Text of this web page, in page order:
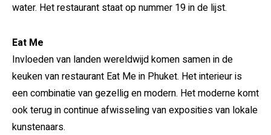
water. Het restaurant staat op nummer 19 in de lijst.
Eat Me
Invloeden van landen wereldwijd komen samen in de
keuken van restaurant Eat Me in Phuket. Het interieur is
een combinatie van gezellig en modern. Het moderne komt
ook terug in continue afwisseling van exposities van lokale
kunstenaars.